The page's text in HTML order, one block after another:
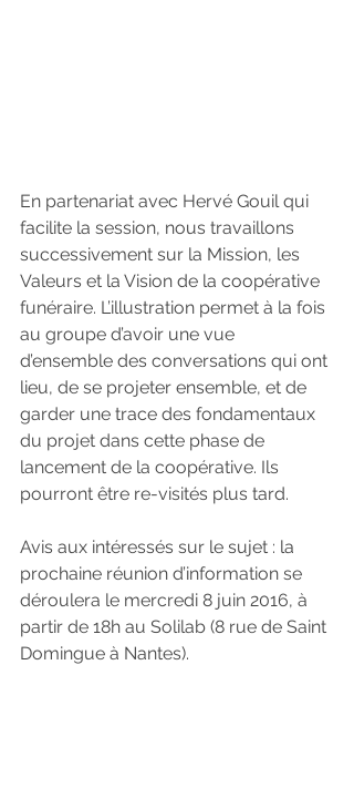
En partenariat avec Hervé Gouil qui
facilite la session, nous travaillons
successivement sur la Mission, les
Valeurs et la Vision de la coopérative
funéraire. L’illustration permet à la fois
au groupe d’avoir une vue
d’ensemble des conversations qui ont
lieu, de se projeter ensemble, et de
garder une trace des fondamentaux
du projet dans cette phase de
lancement de la coopérative. Ils
pourront être re-visités plus tard.
Avis aux intéressés sur le sujet : la
prochaine réunion d’information se
déroulera le mercredi 8 juin 2016, à
partir de 18h au Solilab (8 rue de Saint
Domingue à Nantes).